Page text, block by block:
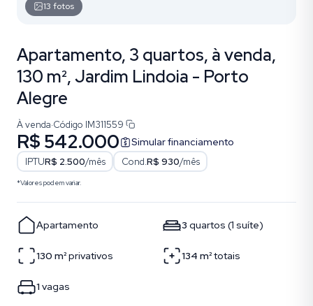
13 fotos
Apartamento, 3 quartos, à venda,
130 m², Jardim Lindoia - Porto
Alegre
À venda·Código IM311559
R$ 542.000 Simular financiamento
IPTUR$ 2.500/mês Cond.R$ 930/mês
*Valores podem variar.
Apartamento 3 quartos (1 suíte)
130 m²privativos 134 m²totais
1 vagas